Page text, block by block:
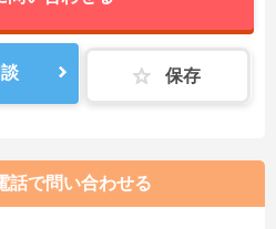
保存
話で問い合わせる